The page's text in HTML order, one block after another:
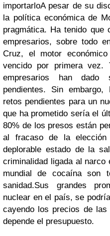
importarloA pesar de su
la política económica de
pragmática. Ha tenido
empresarios, sobre todo
Cruz, el motor
vencido por primera vez.
empresarios han
pendientes. Sin embargo,
retos pendientes para un
que ha prometido sería el
80% de los presos están
al fracaso de la
deplorable estado de la
criminalidad ligada al
mundial de cocaína son
sanidad.Sus grandes
nuclear en el país, se
cayendo los precios de
depende el presupuesto.